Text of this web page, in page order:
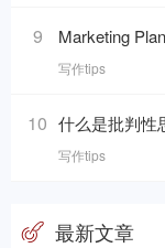
9 Marketing Plan怎
写作tips
10 什么是批判性
写作tips
最新文章